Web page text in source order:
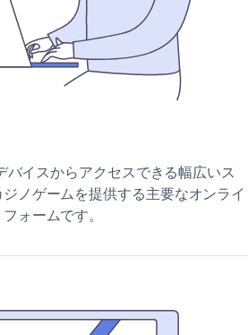
イスからアクセスできる幅広いス
ノゲームを提供する主要なオンライ
ォームです。